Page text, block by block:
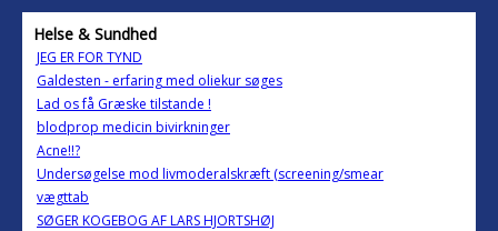
Helse & Sundhed
JEG ER FOR TYND
Galdesten - erfaring med oliekur søges
Lad os få Græske tilstande !
blodprop medicin bivirkninger
Acne!!?
Undersøgelse mod livmoderalskræft (screening/smear
vægttab
SØGER KOGEBOG AF LARS HJORTSHØJ